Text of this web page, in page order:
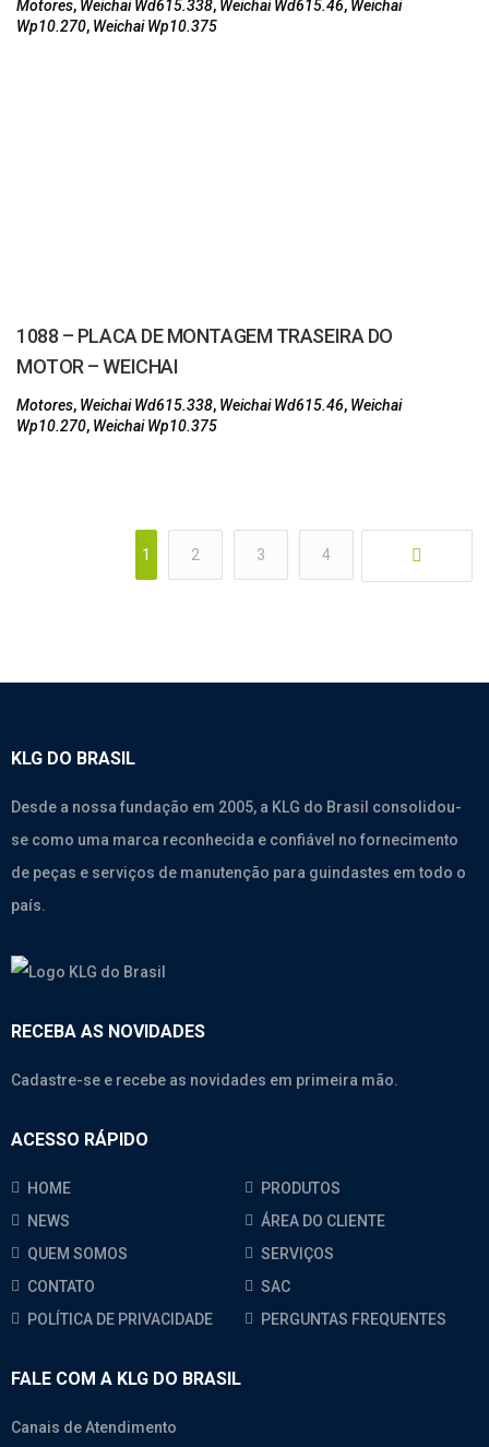
Motores, Weichai Wd615.338, Weichai Wd615.46, Weichai
Wp10.270, Weichai Wp10.375
1088 – PLACA DE MONTAGEM TRASEIRA DO
MOTOR – WEICHAI
Motores, Weichai Wd615.338, Weichai Wd615.46, Weichai
Wp10.270, Weichai Wp10.375
1 2 3 4
KLG DO BRASIL
Desde a nossa fundação em 2005, a KLG do Brasil consolidou-
se como uma marca reconhecida e confiável no fornecimento
de peças e serviços de manutenção para guindastes em todo o
país.
RECEBA AS NOVIDADES
Cadastre-se e recebe as novidades em primeira mão.
ACESSO RÁPIDO
HOME
PRODUTOS
NEWS
ÁREA DO CLIENTE
QUEM SOMOS
SERVIÇOS
CONTATO
SAC
POLÍTICA DE PRIVACIDADE
PERGUNTAS FREQUENTES
FALE COM A KLG DO BRASIL
Canais de Atendimento